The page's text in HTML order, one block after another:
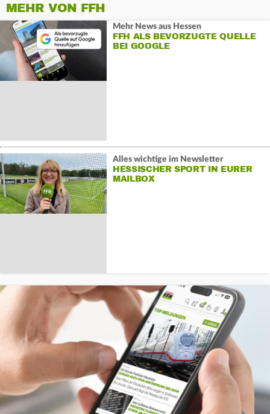
MEHR VON FFH
Mehr News aus Hessen
FFH ALS BEVORZUGTE QUELLE
BEI GOOGLE
Alles wichtige im Newsletter
HESSISCHER SPORT IN EURER
MAILBOX